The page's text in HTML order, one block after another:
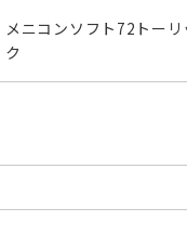
メニコンソフト72トーリ
ク